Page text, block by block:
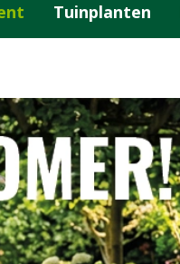
Tuinplanten